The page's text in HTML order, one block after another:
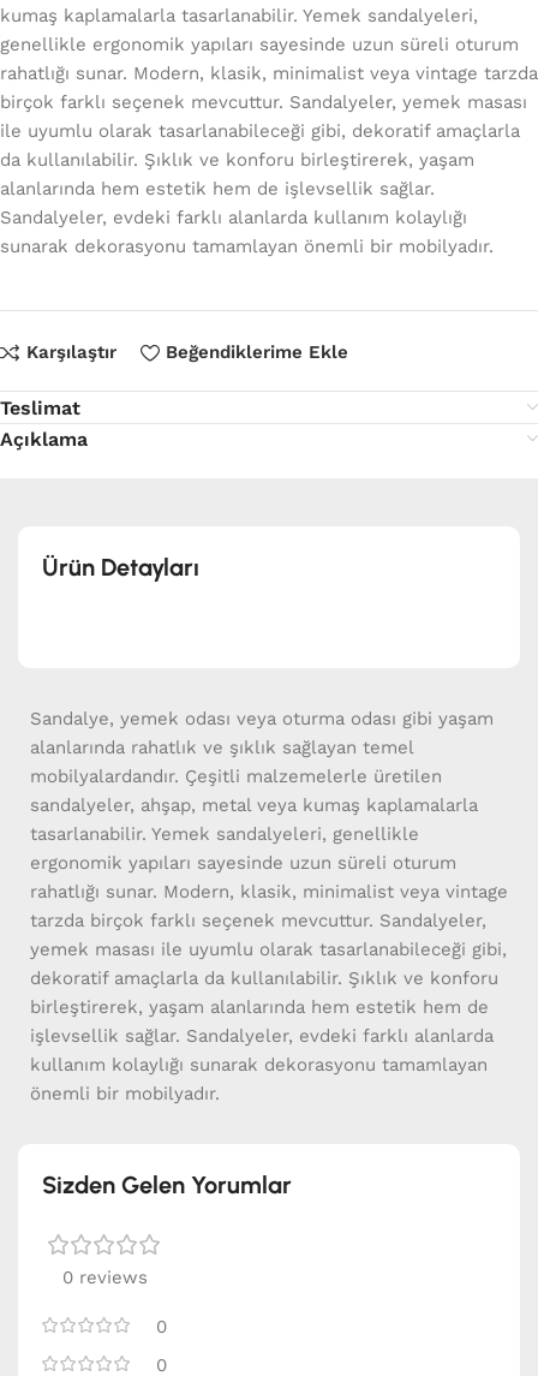
kumaş kaplamalarla tasarlanabilir. Yemek sandalyeleri,
genellikle ergonomik yapıları sayesinde uzun süreli oturum
rahatlığı sunar. Modern, klasik, minimalist veya vintage tarzda
birçok farklı seçenek mevcuttur. Sandalyeler, yemek masası
ile uyumlu olarak tasarlanabileceği gibi, dekoratif amaçlarla
da kullanılabilir. Şıklık ve konforu birleştirerek, yaşam
alanlarında hem estetik hem de işlevsellik sağlar.
Sandalyeler, evdeki farklı alanlarda kullanım kolaylığı
sunarak dekorasyonu tamamlayan önemli bir mobilyadır.
Karşılaştır Beğendiklerime Ekle
Teslimat
Açıklama
Ürün Detayları
Sandalye, yemek odası veya oturma odası gibi yaşam
alanlarında rahatlık ve şıklık sağlayan temel
mobilyalardandır. Çeşitli malzemelerle üretilen
sandalyeler, ahşap, metal veya kumaş kaplamalarla
tasarlanabilir. Yemek sandalyeleri, genellikle
ergonomik yapıları sayesinde uzun süreli oturum
rahatlığı sunar. Modern, klasik, minimalist veya vintage
tarzda birçok farklı seçenek mevcuttur. Sandalyeler,
yemek masası ile uyumlu olarak tasarlanabileceği gibi,
dekoratif amaçlarla da kullanılabilir. Şıklık ve konforu
birleştirerek, yaşam alanlarında hem estetik hem de
işlevsellik sağlar. Sandalyeler, evdeki farklı alanlarda
kullanım kolaylığı sunarak dekorasyonu tamamlayan
önemli bir mobilyadır.
Sizden Gelen Yorumlar
0 reviews
0
0